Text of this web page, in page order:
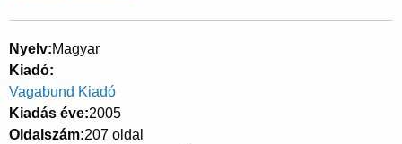
Nyelv Magyar
Kiadó
Vagabund Kiadó
Kiadás éve 2005
Oldalszám 207 oldal